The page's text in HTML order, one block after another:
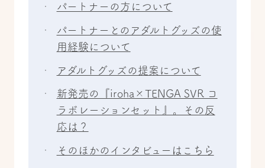
パートナーの方について
パートナーとのアダルトグッズの使
用経験について
アダルトグッズの提案について
新発売の『iroha×TENGA SVR コ
ラボレーションセット』。その反
応は？
そのほかのインタビューはこちら